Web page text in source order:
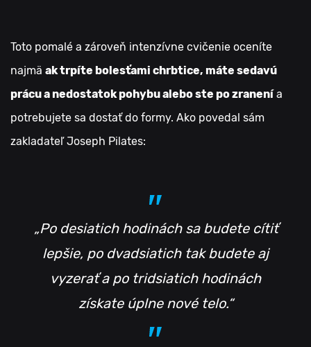
Toto pomalé a zároveň intenzívne cvičenie oceníte
najmä ak trpíte bolesťami chrbtice, máte sedavú
prácu a nedostatok pohybu alebo ste po zranenía
potrebujete sa dostať do formy. Ako povedal sám
zakladateľ Joseph Pilates:
„Po desiatich hodinách sa budete cítiť
lepšie, po dvadsiatich tak budete aj
vyzerať a po tridsiatich hodinách
získate úplne nové telo.“